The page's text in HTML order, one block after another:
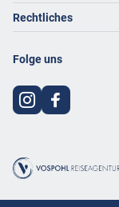
Hoteltipps
Reisewelten
Kontakt
Karriere
Rechtliches
Folge uns